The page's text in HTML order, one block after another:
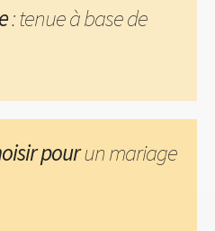
: tenue à base de
pourun mariage